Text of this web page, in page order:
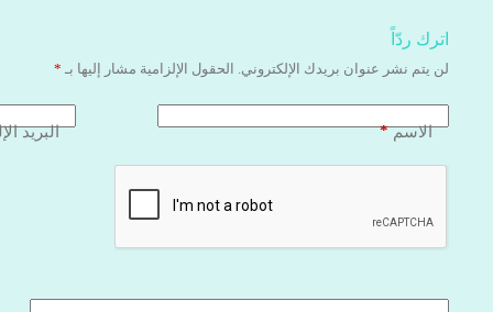
اترك ردّاً
لن يتم نشر عنوان بريدك الإلكتروني. الحقول الإلزامية مشار إليها بـ *
الاسم* البريد